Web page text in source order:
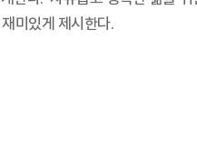
미있게 제시한다.